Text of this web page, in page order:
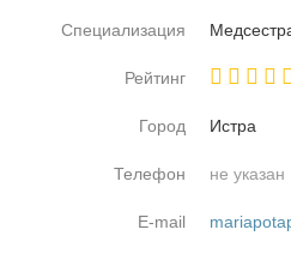
Специализация
Рейтинг
Город Ис­т­ра
Телефон не указан
E-mail